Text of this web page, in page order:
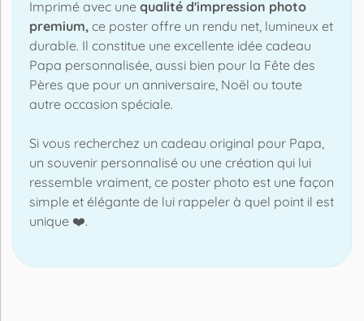
Imprimé avec une qualité d'impression photo
premium, ce poster offre un rendu net, lumineux et
durable. Il constitue une excellente idée cadeau
Papa personnalisée, aussi bien pour la Fête des
Pères que pour un anniversaire, Noël ou toute
autre occasion spéciale.
Si vous recherchez un cadeau original pour Papa,
un souvenir personnalisé ou une création qui lui
ressemble vraiment, ce poster photo est une façon
simple et élégante de lui rappeler à quel point il est
unique ❤️.